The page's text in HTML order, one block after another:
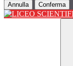
Annulla Conferma